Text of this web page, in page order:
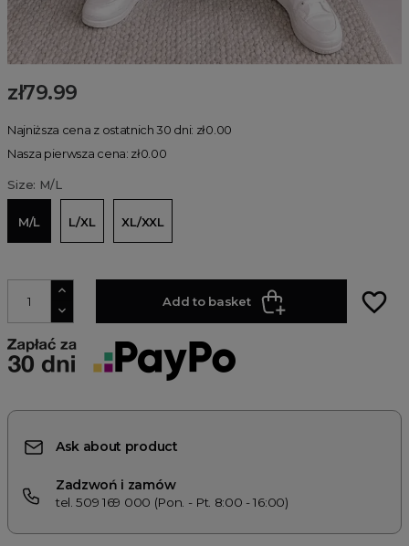
zł79.99
Najniższa cena z ostatnich 30 dni: zł0.00
Nasza pierwsza cena: zł0.00
Size: M/L
M/L L/XL XL/XXL
Add to basket favorite_border
Ask about product
Zadzwoń i zamów
tel. 509 169 000 (Pon. - Pt. 8:00 - 16:00)